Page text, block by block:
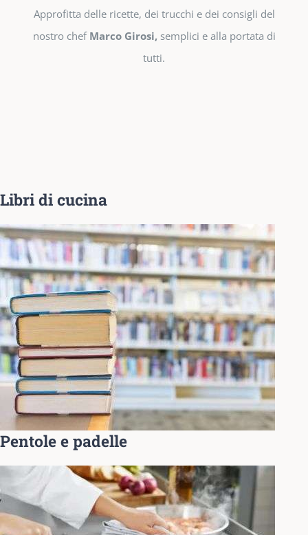
Approfitta delle ricette, dei trucchi e dei consigli del
nostro chef Marco Girosi,semplici e alla portata di
tutti.
Libri di cucina
Pentole e padelle